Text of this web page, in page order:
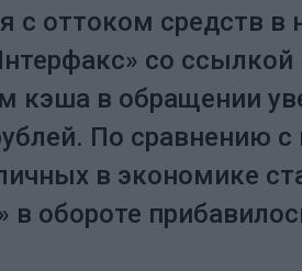
с оттоком средств в
со
кэша в обращении
По сравнению
в экономике
в обороте